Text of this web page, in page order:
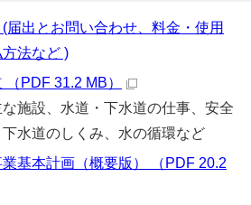
(届出とお問い合わせ、料金・使用
法など )
PDF 31.2 MB）
施設、水道・下水道の仕事、安全
水道のしくみ、水の循環など
基本計画（概要版） （PDF 20.2